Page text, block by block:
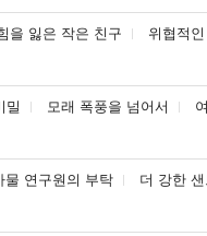
을 잃은 작은 친구
위협적
밀 모래 폭풍을 넘어서
물 연구원의 부탁
더 강한 샌